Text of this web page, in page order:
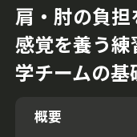
肩・肘の負
感覚を養う
学チームの基
概要